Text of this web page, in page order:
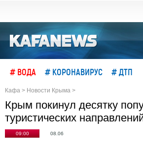
# ВОДА # КОРОНАВИРУС # ДТП
Кафа > Новости Крыма >
Крым покинул десятку
туристических
09:00 08.06